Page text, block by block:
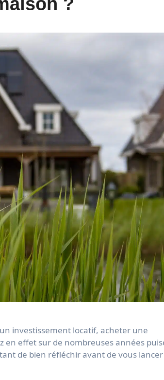
en effet sur de nombreuses années
de bien réfléchir avant de vous